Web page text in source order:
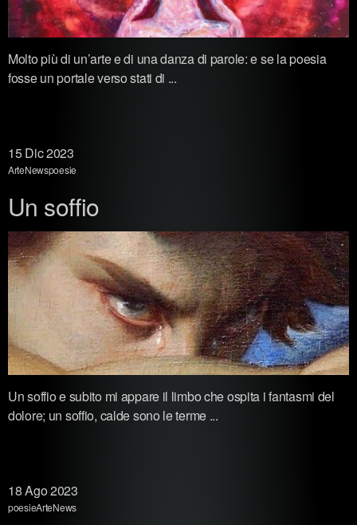
Molto più di un’arte e di una danza di parole: e se la poesia
fosse un portale verso stati di ...
15Dic 2023
ArteNewspoesie
Un soffio
Un soffio e subito mi appare il limbo che ospita i fantasmi del
dolore; un soffio, calde sono le terme ...
18Ago 2023
poesieArteNews